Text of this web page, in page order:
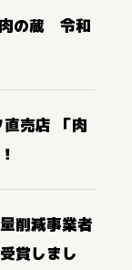
の蔵 令和
売店 「肉
削減事業者
賞しまし